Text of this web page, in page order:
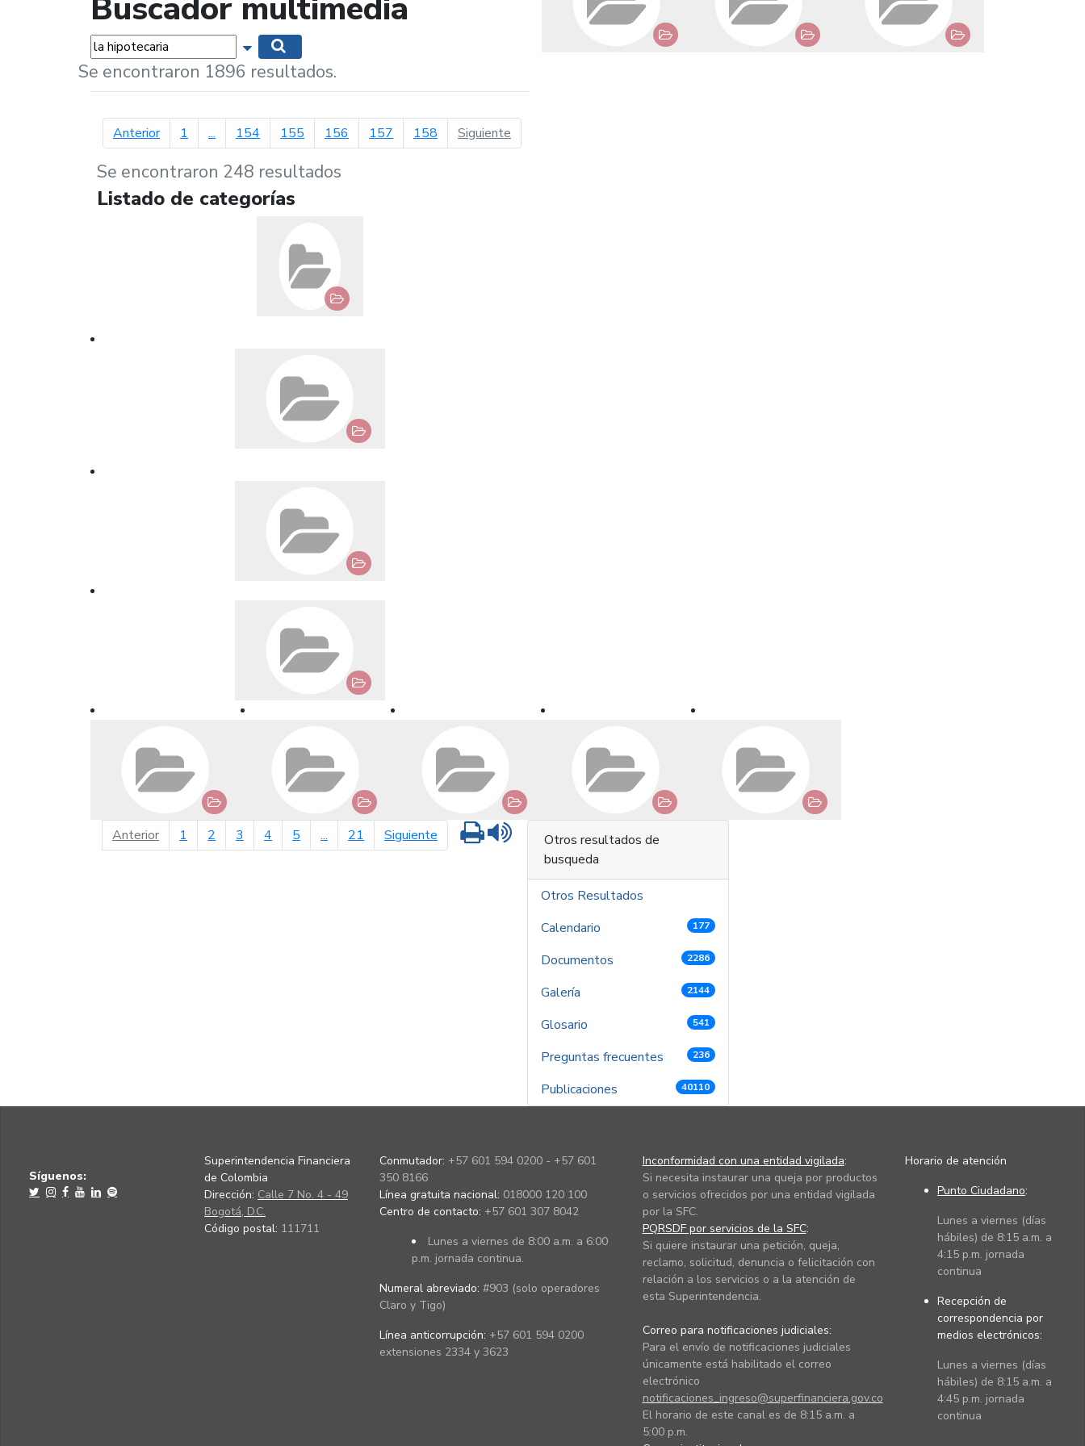
Buscador multimedia
Palabras... Mostrar opciones de búsqueda
Se encontraron 1896 resultados.
Anteriorpágina anterior
1 ... 154 155 156 157 158 Siguiente
Se encontraron 248 resultados
Listado de categorías
Anteriorpágina anterior
1 2 3 4 5 ... 21 Siguiente página siguiente
Imprimir
Otros resultados de
busqueda
Otros Resultados
Calendario
177
Documentos 2286
Galería 2144
Glosario 541
Preguntas frecuentes 236
Publicaciones 40110
Síguenos:
Superintendencia Financiera
de Colombia
Dirección: Calle 7 No. 4 - 49
Bogotá, D.C.
Código postal: 111711
Conmutador: +57 601 594 0200 - +57 601
350 8166
Línea gratuita nacional: 018000 120 100
Centro de contacto: +57 601 307 8042
Lunes a viernes de 8:00 a.m. a 6:00
p.m. jornada continua.
Numeral abreviado: #903 (solo operadores
Claro y Tigo)
Línea anticorrupción: +57 601 594 0200
extensiones 2334 y 3623
Inconformidad con una entidad vigilada:
Si necesita instaurar una queja por productos
o servicios ofrecidos por una entidad vigilada
por la SFC.
PQRSDF por servicios de la SFC:
Si quiere instaurar una petición, queja,
reclamo, solicitud, denuncia o felicitación con
relación a los servicios o a la atención de
esta Superintendencia.
Correo para notificaciones judiciales:
Para el envío de notificaciones judiciales
únicamente está habilitado el correo
electrónico
notificaciones_ingreso@superfinanciera.gov.co
El horario de este canal es de 8:15 a.m. a
5:00 p.m.
Horario de atención
Punto Ciudadano:
Lunes a viernes (días
hábiles) de 8:15 a.m. a
4:15 p.m. jornada
continua
Recepción de
correspondencia por
medios electrónicos:
Lunes a viernes (días
hábiles) de 8:15 a.m. a
4:45 p.m. jornada
continua